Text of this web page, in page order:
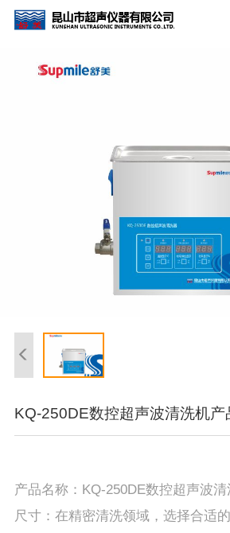
KQ-250DE数控超声波清洗机产
产品名称：KQ-250DE数控超声波
尺寸：在精密清洗领域，选择合适